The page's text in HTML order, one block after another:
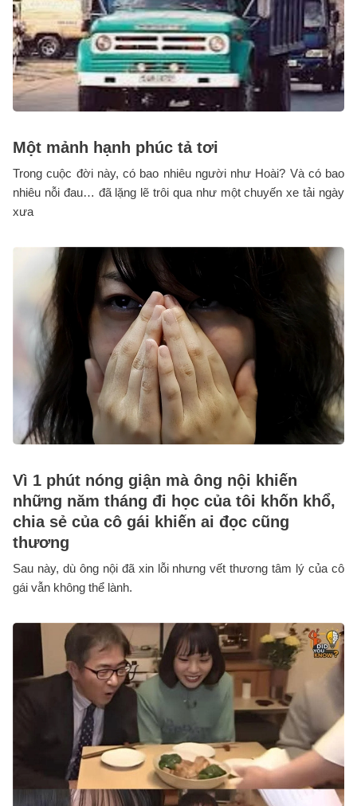
Một mảnh hạnh phúc tả tơi
Trong cuộc đời này, có bao nhiêu người như Hoài? Và có bao
nhiêu nỗi đau… đã lặng lẽ trôi qua như một chuyến xe tải ngày
xưa
Vì 1 phút nóng giận mà ông nội khiến
những năm tháng đi học của tôi khốn khổ,
chia sẻ của cô gái khiến ai đọc cũng
thương
Sau này, dù ông nội đã xin lỗi nhưng vết thương tâm lý của cô
gái vẫn không thể lành.